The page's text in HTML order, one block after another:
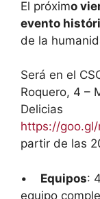
El próximo
evento
de la
Será en el
Roquero, 4 –
Delicias
https://goo.gl/
partir de las
• Equipos:
equipo